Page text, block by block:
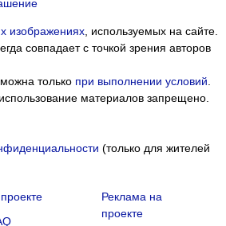
изображениях, используемых на сайте.
совпадает с точкой зрения авторов
только при выполнении условий.
материалов запрещено.
(только для жителей
Реклама на
проекте